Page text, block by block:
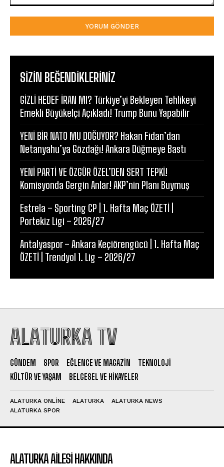
SIZIN BEĞENDIKLERINIZ
GİZLİ HEDEF İRAN MI? Türkiye’yi Bekleyen Tehlikeyi
Emekli Büyükelçi Açıkladı! Trump Bunu Yapabilir
YENİ BİR NATO MU DOĞUYOR? Hakan Fidan’dan
Netanyahu’ya Gözdağı! Ankara Düğmeye Bastı
YENİ PARTİ VE ÖZGÜR ÖZEL’DEN SERT TEPKİ!
Komisyonda Gergin Anlar! AKP’nin Planı Buymuş
Estrela – Sporting CP | 1. Hafta Maç ÖZETİ |
Portekiz Ligi – 2026/27
Antalyaspor – Ankara Keçiörengücü | 1. Hafta Maç
ÖZETİ | Trendyol 1. Lig – 2026/27
ALATURKA TV
GÜNDEM SPOR EĞLENCE VE MAGAZIN
TEKNOLOJI
KÜLTÜR VE YAŞAM
BELGESEL VE HIKAYELER
ALATURKA ONLINE ALATURKA
ALATURKA NEWS
ALATURKA SPOR
ALATURKA AILESI HAKKINDA